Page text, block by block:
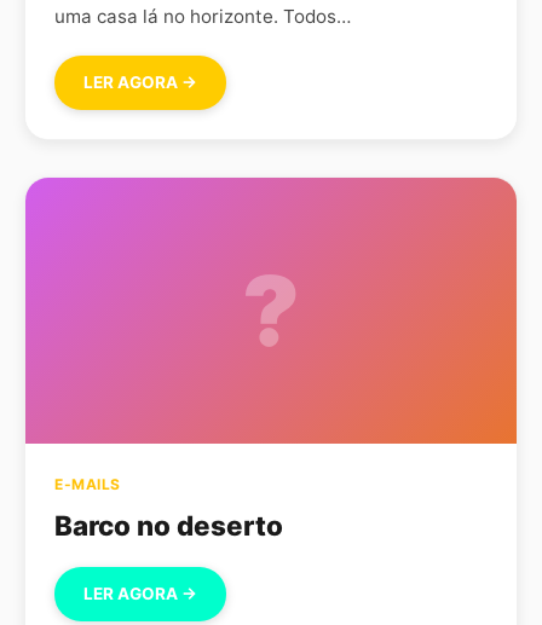
uma casa lá no horizonte. Todos…
LER AGORA →
?
E-MAILS
Barco no deserto
LER AGORA →